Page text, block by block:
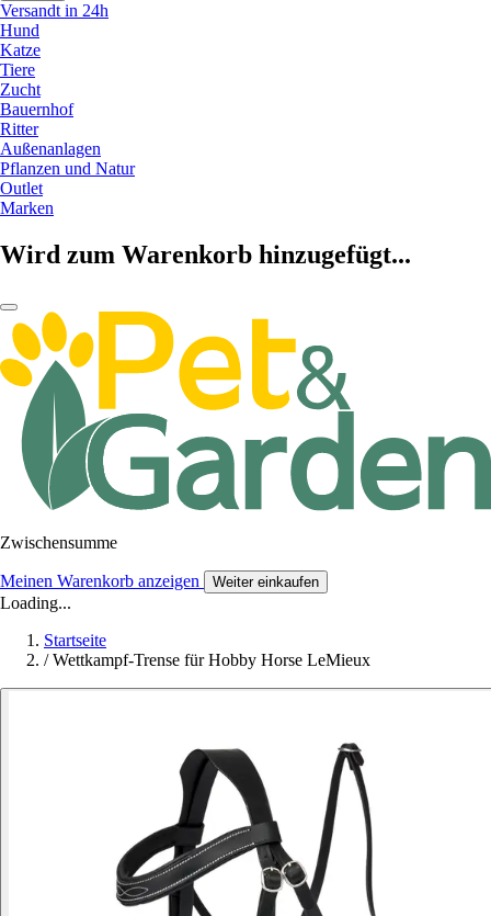
Versandt in 24h
Hund
Katze
Tiere
Zucht
Bauernhof
Ritter
Außenanlagen
Pflanzen und Natur
Outlet
Marken
Wird zum Warenkorb hinzugefügt...
Zwischensumme
Meinen Warenkorb anzeigen Weiter einkaufen
Loading...
Startseite
/ Wettkampf-Trense für Hobby Horse LeMieux